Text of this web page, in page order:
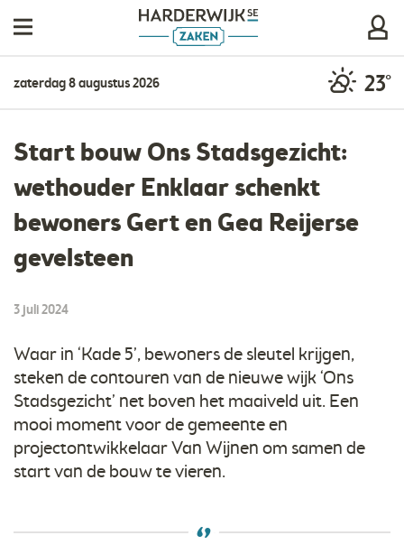
zaterdag 8 augustus 2026 23°
Start bouw Ons Stadsgezicht:
wethouder Enklaar schenkt
bewoners Gert en Gea Reijerse
gevelsteen
3 juli 2024
Waar in ‘Kade 5’, bewoners de sleutel krijgen,
steken de contouren van de nieuwe wijk ‘Ons
Stadsgezicht’ net boven het maaiveld uit. Een
mooi moment voor de gemeente en
projectontwikkelaar Van Wijnen om samen de
start van de bouw te vieren.